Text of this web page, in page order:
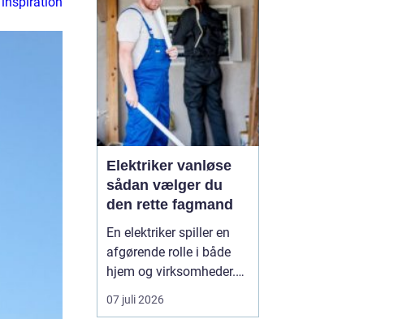
Elektriker vanløse
sådan vælger du
den rette fagmand
En elektriker spiller en
afgørende rolle i både
hjem og virksomheder.
Elinstallationer skal
være sikre, lovlige og
07 juli 2026